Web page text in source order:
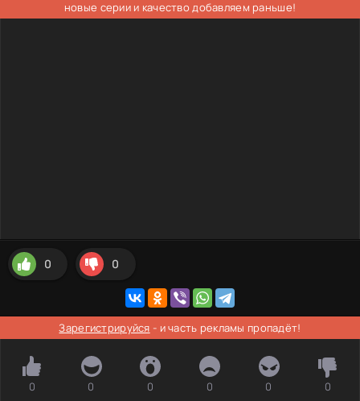
новые серии и качество добавляем раньше!
0 0
Зарегистрируйся - и часть рекламы пропадёт!
0 0 0 0 0 0